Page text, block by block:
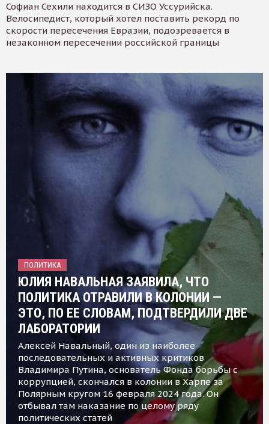
Софиан Сехили находится в СИЗО Уссурийска.
Велосипедист, который хотел поставить рекорд по
скорости пересечения Евразии, подозревается в
незаконном пересечении российской границы
ПОЛИТИКА
ЮЛИЯ НАВАЛЬНАЯ ЗАЯВИЛА, ЧТО
ПОЛИТИКА ОТРАВИЛИ В КОЛОНИИ —
ЭТО, ПО ЕЕ СЛОВАМ, ПОДТВЕРДИЛИ ДВЕ
ЛАБОРАТОРИИ
Алексей Навальный, один из наиболее
последовательных и активных критиков
Владимира Путина, основатель Фонда борьбы с
коррупцией, скончался в колонии в Харпе за
Полярным кругом 16 февраля 2024 года. Он
отбывал там наказание по целому ряду
политических статей